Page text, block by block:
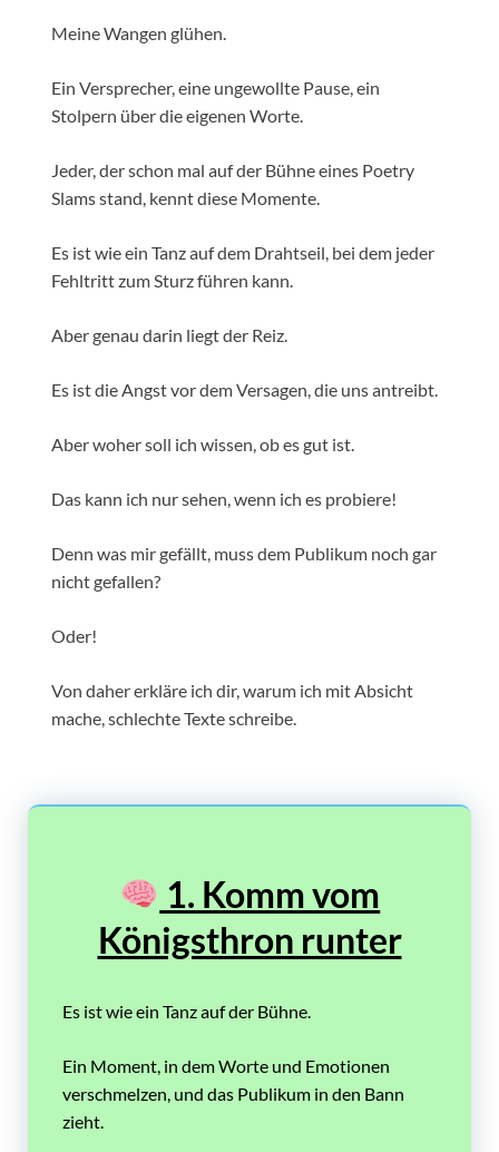
Meine Wangen glühen.
Ein Versprecher, eine ungewollte Pause, ein
Stolpern über die eigenen Worte.
Jeder, der schon mal auf der Bühne eines Poetry
Slams stand, kennt diese Momente.
Es ist wie ein Tanz auf dem Drahtseil, bei dem jeder
Fehltritt zum Sturz führen kann.
Aber genau darin liegt der Reiz.
Es ist die Angst vor dem Versagen, die uns antreibt.
Aber woher soll ich wissen, ob es gut ist.
Das kann ich nur sehen, wenn ich es probiere!
Denn was mir gefällt, muss dem Publikum noch gar
nicht gefallen?
Oder!
Von daher erkläre ich dir, warum ich mit Absicht
mache, schlechte Texte schreibe.
1. Komm vom
Königsthron runter
Es ist wie ein Tanz auf der Bühne.
Ein Moment, in dem Worte und Emotionen
verschmelzen, und das Publikum in den Bann
zieht.